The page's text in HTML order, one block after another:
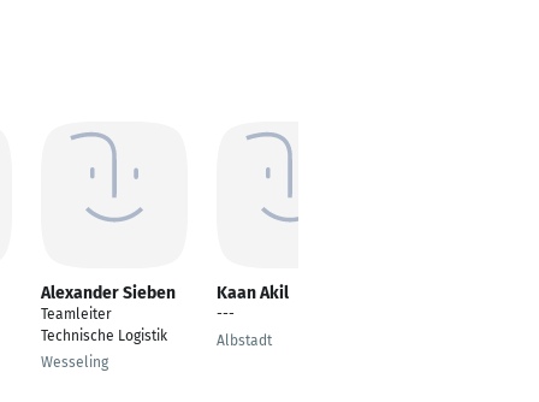
Alexander Sieben
Teamleiter
Technische Logistik
Wesseling
Kaan Akil
---
Albstadt